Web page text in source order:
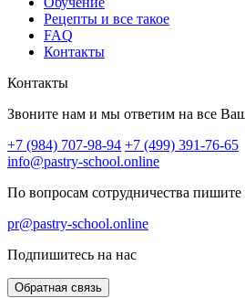
Рецепты и все такое
FAQ
Контакты
Контакты
Звоните нам и мы ответим на все
+7 (984) 707-98-94 +7 (499) 391-76-65
info@pastry-school.online
По вопросам сотрудничества пишите
pr@pastry-school.online
Подпишитесь на нас
Обратная связь